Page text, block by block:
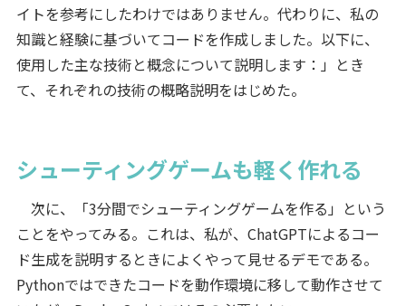
イトを参考にしたわけではありません。代わりに、私の
知識と経験に基づいてコードを作成しました。以下に、
使用した主な技術と概念について説明します：」とき
て、それぞれの技術の概略説明をはじめた。
シューティングゲームも軽く作れる
次に、「3分間でシューティングゲームを作る」という
ことをやってみる。これは、私が、ChatGPTによるコー
ド生成を説明するときによくやって見せるデモである。
Pythonではできたコードを動作環境に移して動作させて